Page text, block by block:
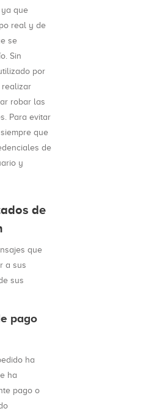
ya que
real y de
se
Sin
por
realizar
robar las
Para evitar
que
de
y
de
que
a sus
sus
pago
ha
ha
pago o